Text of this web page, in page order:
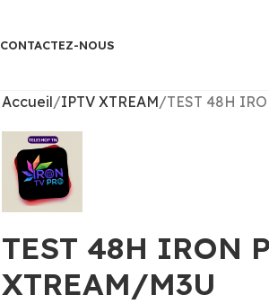
CONTACTEZ-NOUS
Accueil IPTV XTREAM TEST 48H
TEST 48H IRON
XTREAM/M3U